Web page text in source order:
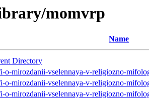
momvrp
Name
Directory
o-mirozdanii-vselennaya-v-religiozno-
o-mirozdanii-vselennaya-v-religiozno-
o-mirozdanii-vselennaya-v-religiozno-